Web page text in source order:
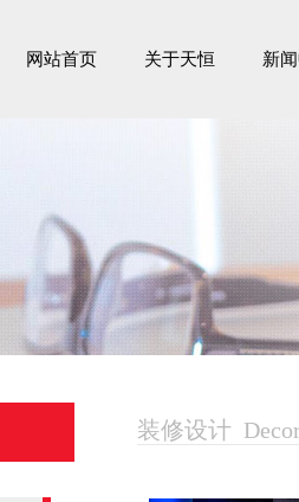
网站首页 关于天恒 新
装修设计